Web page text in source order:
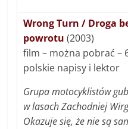
Wrong Turn / Droga
powrotu (2003)
film – można pobrać –
polskie napisy i lektor
Grupa motocyklistów
w lasach Zachodniej
Okazuje się, że nie są